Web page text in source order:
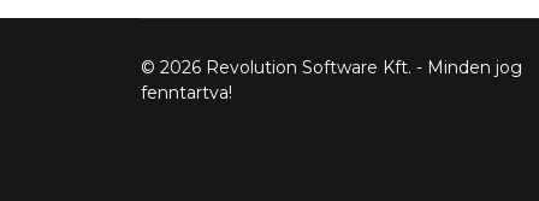
© 2026 Revolution Software Kft. - Minden jog
fenntartva!